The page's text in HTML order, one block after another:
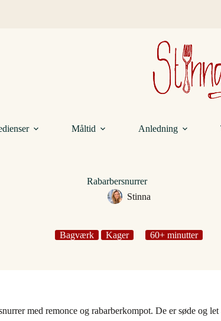
Måltid Anledning
Rabarbersnurrer
Stinna
Bagværk Kager 60+ minutter
med remonce og rabarberkompot. De er søde og